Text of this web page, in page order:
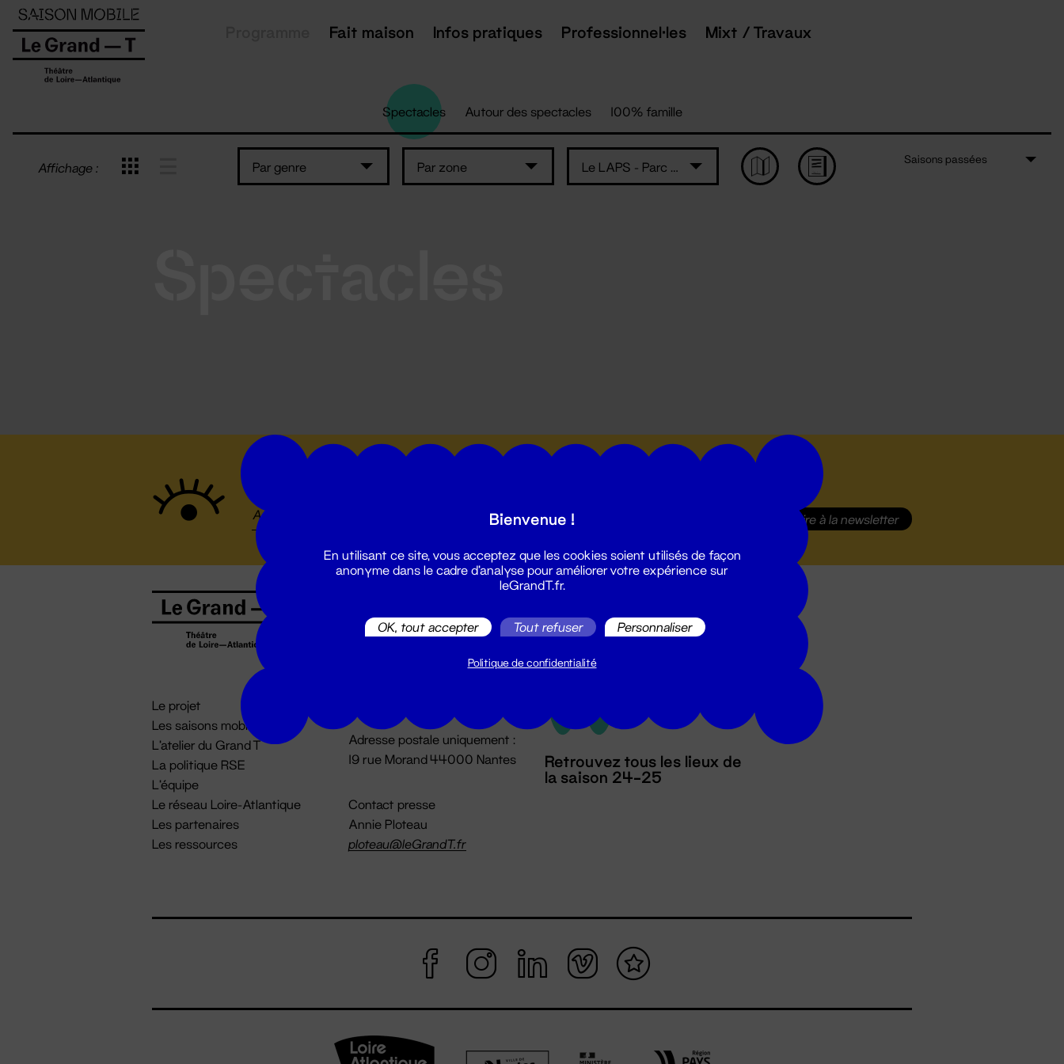
Fait maison Infos pratiques Professionnel·les Mixt / Travaux
Spectacles Autour des spectacles 100% famille
Affichage : Par genre Par zone Le LAPS - Parc des Expositions - Nantes
Saisons passées
S'inscrire à la newsletter
Le projet
Les saisons mobiles
L'atelier du Grand T
La politique RSE
L'équipe
Le réseau Loire-Atlantique
Les partenaires
Les ressources
02 51 88 25 25
billetterie@leGrandT.fr
Du lundi au vendredi 14h → 18h
Adresse postale uniquement :
19 rue Morand 44000 Nantes
Contact presse
Annie Ploteau
ploteau@leGrandT.fr
Retrouvez tous les lieux de
la saison 24-25
Panneau de gestion des cookies
Bienvenue !
En utilisant ce site, vous acceptez que les cookies soient utilisés de façon
anonyme dans le cadre d'analyse pour améliorer votre expérience sur
leGrandT.fr.
OK, tout accepter Tout refuser Personnaliser
Politique de confidentialité